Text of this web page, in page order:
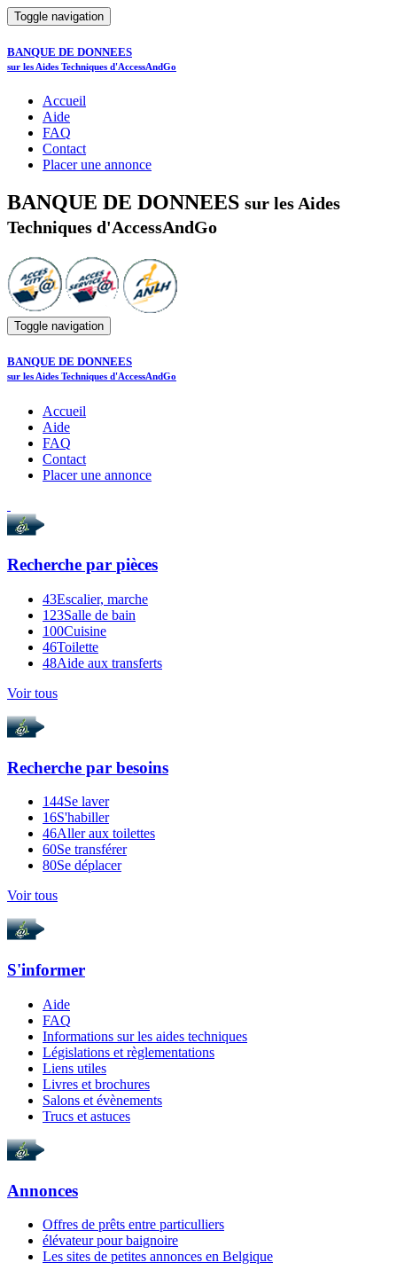
Toggle navigation
BANQUE DE DONNEES
sur les Aides Techniques d'AccessAndGo
Accueil
Aide
FAQ
Contact
Placer une annonce
BANQUE DE DONNEES sur les Aides
Techniques d'AccessAndGo
Toggle navigation
BANQUE DE DONNEES
sur les Aides Techniques d'AccessAndGo
Accueil
Aide
FAQ
Contact
Placer une annonce
Recherche par pièces
43Escalier, marche
123Salle de bain
100Cuisine
46Toilette
48Aide aux transferts
Voir tous
Recherche par besoins
144Se laver
16S'habiller
46Aller aux toilettes
60Se transférer
80Se déplacer
Voir tous
S'informer
Aide
FAQ
Informations sur les aides techniques
Législations et règlementations
Liens utiles
Livres et brochures
Salons et évènements
Trucs et astuces
Annonces
Offres de prêts entre particulliers
élévateur pour baignoire
Les sites de petites annonces en Belgique